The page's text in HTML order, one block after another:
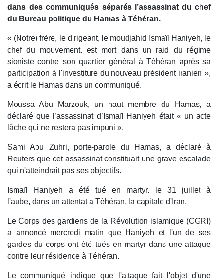
dans des communiqués séparés l’assassinat du chef
du Bureau politique du Hamas à Téhéran.
« (Notre) frère, le dirigeant, le moudjahid Ismaïl Haniyeh, le
chef du mouvement, est mort dans un raid du régime
sioniste contre son quartier général à Téhéran après sa
participation à l'investiture du nouveau président iranien »,
a écrit le Hamas dans un communiqué.
Moussa Abu Marzouk, un haut membre du Hamas, a
déclaré que l’assassinat d’Ismaïl Haniyeh était « un acte
lâche qui ne restera pas impuni ».
Sami Abu Zuhri, porte-parole du Hamas, a déclaré à
Reuters que cet assassinat constituait une grave escalade
qui n'atteindrait pas ses objectifs.
Ismaïl Haniyeh a été tué en martyr, le 31 juillet à
l'aube, dans un attentat à Téhéran, la capitale d'Iran.
Le Corps des gardiens de la Révolution islamique (CGRI)
a annoncé mercredi matin que Haniyeh et l'un de ses
gardes du corps ont été tués en martyr dans une attaque
contre leur résidence à Téhéran.
Le communiqué indique que l'attaque fait l'objet d'une